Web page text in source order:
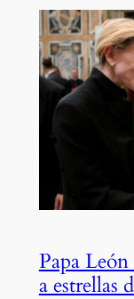
Papa
a estrellas